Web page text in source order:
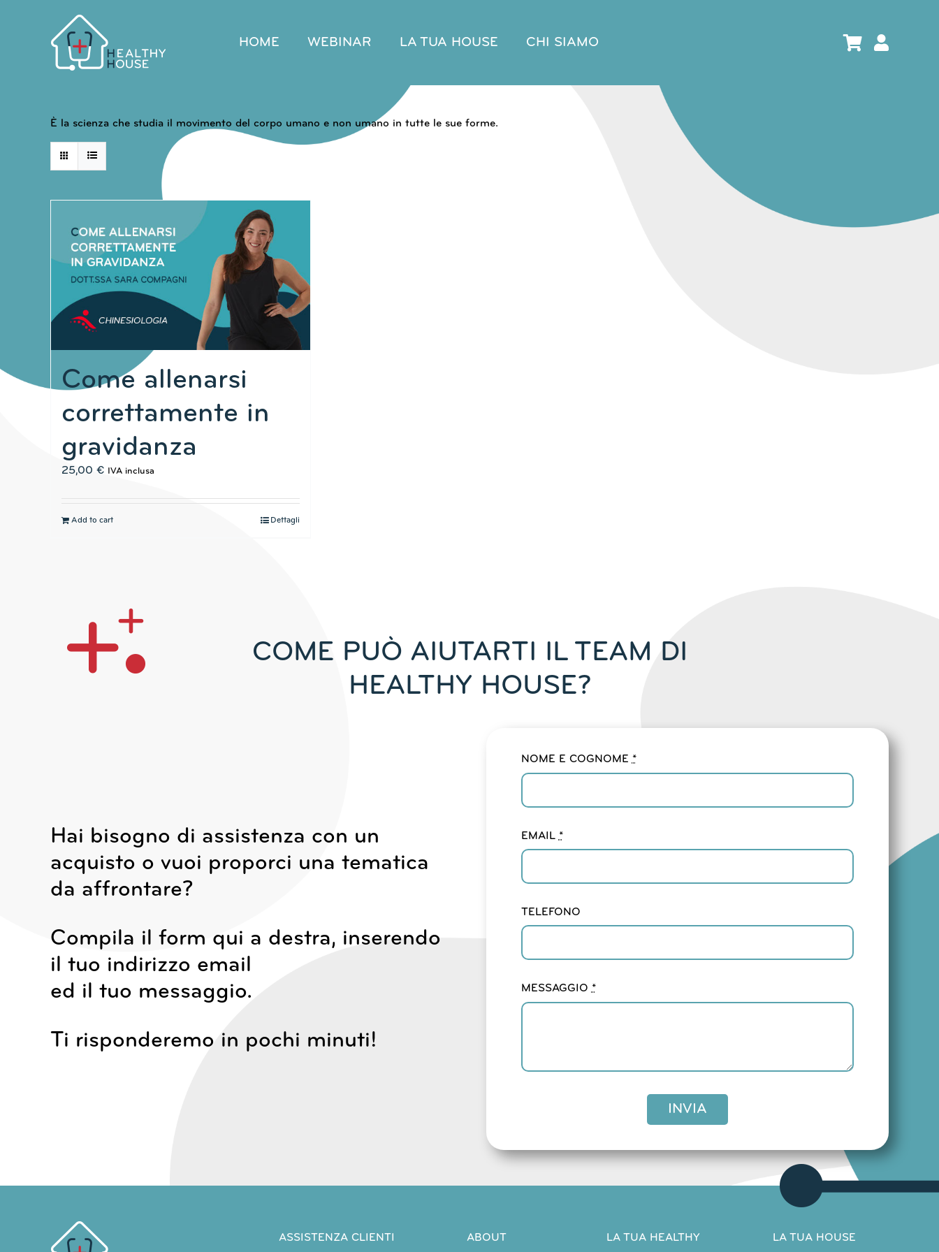
HOME WEBINAR LA TUA HOUSE CHI SIAMO
È la scienza che studia il movimento del corpo umano e non umano in tutte le sue forme.
Come allenarsi
correttamente in
gravidanza
25,00 € IVA inclusa
Add to cart Dettagli
COME PUÒ AIUTARTI IL TEAM DI
HEALTHY HOUSE?
Hai bisogno di assistenza con un
acquisto o vuoi proporci una tematica
da affrontare?
Compila il form qui a destra, inserendo
il tuo indirizzo email
ed il tuo messaggio.
Ti risponderemo in pochi minuti!
NOME E COGNOME *
EMAIL *
TELEFONO
MESSAGGIO*
INVIA
ASSISTENZA CLIENTI ABOUT LA TUA HEALTHY LA TUA HOUSE